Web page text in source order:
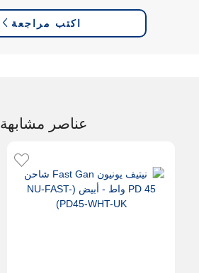
اكتب مراجعة
عناصر مشابهة